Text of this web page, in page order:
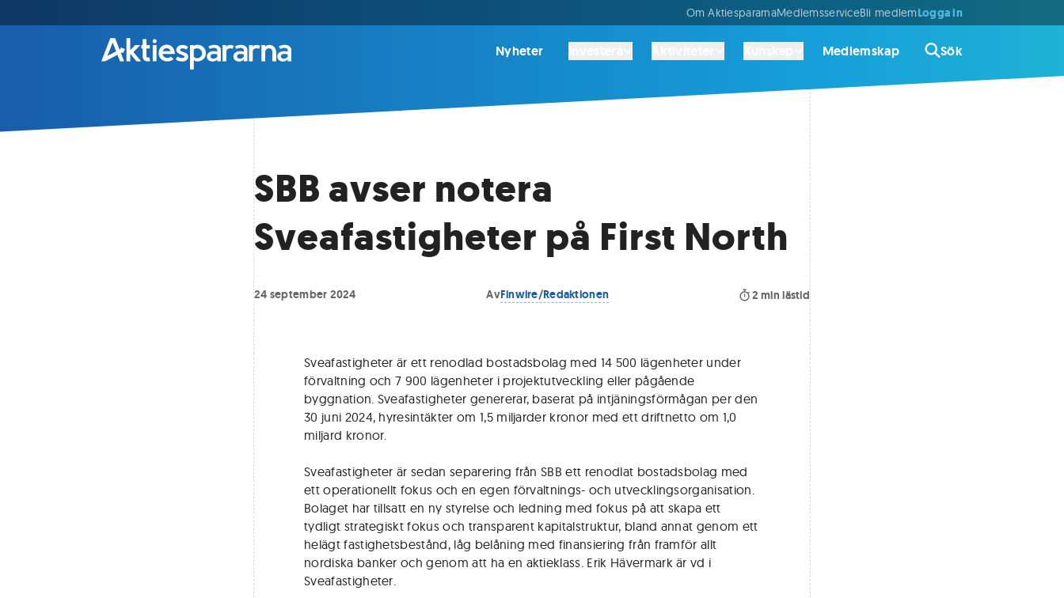
Om AktiespararnaMedlemsserviceBli medlemLogga in
Nyheter Medlemskap Sök
SBB avser notera
Sveafastigheter på First North
24 september 2024 AvFinwire/Redaktionen 2 min lästid
Sveafastigheter är ett renodlad bostadsbolag med 14 500 lägenheter under
förvaltning och 7 900 lägenheter i projektutveckling eller pågående
byggnation. Sveafastigheter genererar, baserat på intjäningsförmågan per den
30 juni 2024, hyresintäkter om 1,5 miljarder kronor med ett driftnetto om 1,0
miljard kronor.
Sveafastigheter är sedan separering från SBB ett renodlat bostadsbolag med
ett operationellt fokus och en egen förvaltnings- och utvecklingsorganisation.
Bolaget har tillsatt en ny styrelse och ledning med fokus på att skapa ett
tydligt strategiskt fokus och transparent kapitalstruktur, bland annat genom ett
helägt fastighetsbestånd, låg belåning med finansiering från framför allt
nordiska banker och genom att ha en aktieklass. Erik Hävermark är vd i
Sveafastigheter.